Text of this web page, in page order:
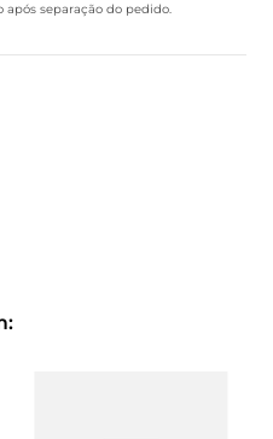
após separação do pedido.